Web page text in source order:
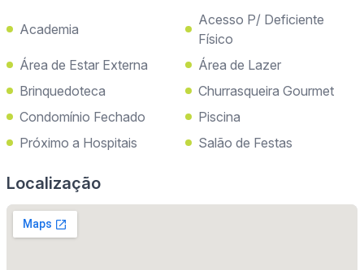
Academia
Acesso P/ Deficiente
Físico
Área de Estar Externa
Área de Lazer
Brinquedoteca
Churrasqueira Gourmet
Condomínio Fechado
Piscina
Próximo a Hospitais
Salão de Festas
Localização